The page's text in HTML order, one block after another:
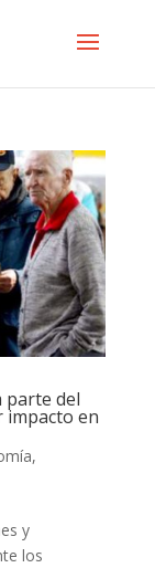
parte del
impacto en
,
y
los